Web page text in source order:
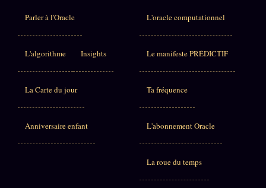
Parler à l'Oracle
L'algorithme Insights
La Carte du jour
Anniversaire enfant
L'oracle computationnel
Le manifeste PRÉDICTIF
Ta fréquence
L'abonnement Oracle
La roue du temps